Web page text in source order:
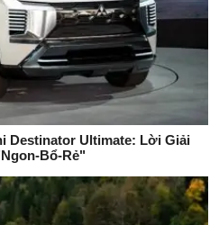
Destinator Ultimate: Lời Giải
Bổ-Rẻ"